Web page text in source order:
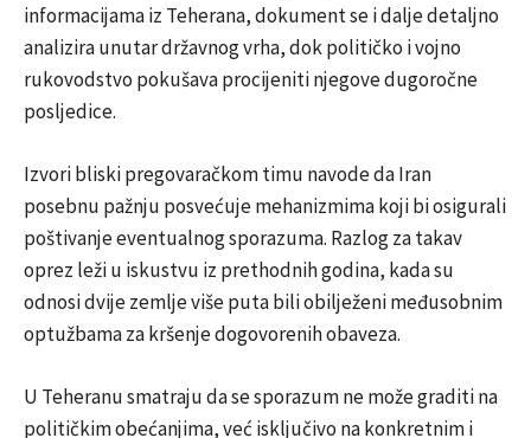
informacijama iz Teherana, dokument se i dalje detaljno
analizira unutar državnog vrha, dok političko i vojno
rukovodstvo pokušava procijeniti njegove dugoročne
posljedice.
Izvori bliski pregovaračkom timu navode da Iran
posebnu pažnju posvećuje mehanizmima koji bi osigurali
poštivanje eventualnog sporazuma. Razlog za takav
oprez leži u iskustvu iz prethodnih godina, kada su
odnosi dvije zemlje više puta bili obilježeni međusobnim
optužbama za kršenje dogovorenih obaveza.
U Teheranu smatraju da se sporazum ne može graditi na
političkim obećanjima, već isključivo na konkretnim i